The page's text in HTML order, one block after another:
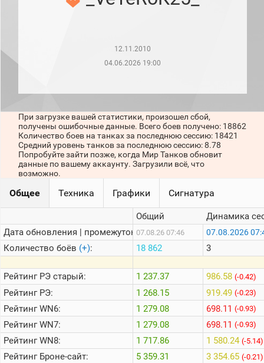
месяц)
сессии)
Кланы
Статистика
стримеров
Онлайн
Цветовая
шкала
Теlegram
ВК
Портал
Мира
Танков
12.11.2010
04.06.2026 19:00
При загрузке вашей статистики, произошел сбой,
получены ошибочные данные. Всего боев получено: 18862
Количество боев на танках за последнюю сессию: 18421
Средний уровень танков за последнюю сессию: 8.78
Попробуйте зайти позже, когда Мир Танков обновит
данные по вашему аккаунту. Загрузили всё, что
возможно.
Общее Техника Графики Сигнатура
Дата обновления | промежуток:
Количество боёв (+):
РейтингРЭ старый:
РейтингРЭ:
РейтингWN6:
РейтингWN7:
РейтингWN8:
РейтингБроне-сайт:
Общий
07.08.26 07:46
18 862
1 237.37
1 268.15
1 279.08
1 279.08
1 717.86
5 359.31
Динамика
07.08.2026
3
986.58 (-0.42)
919.49 (-0.23)
698.11 (-0.93)
698.11 (-0.93)
1 580.24 (-5.14)
3 354.65 (-0.21)